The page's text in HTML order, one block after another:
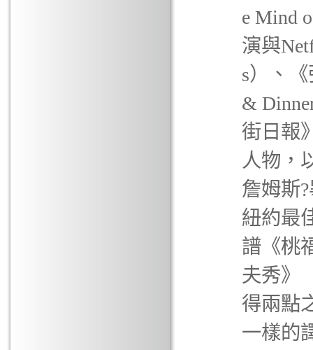
e Mind
演與
s）、
&
街日報
人物，
詹姆斯
紐約最
譜《桃
夫秀》
得兩點
一樣的